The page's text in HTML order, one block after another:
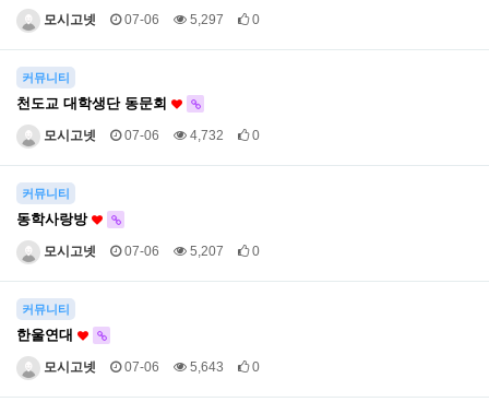
모시고넷 07-06 5,297 0
커뮤니티
천도교 대학생단 동문회
모시고넷 07-06 4,732 0
커뮤니티
동학사랑방
모시고넷 07-06 5,207 0
커뮤니티
한울연대
모시고넷 07-06 5,643 0